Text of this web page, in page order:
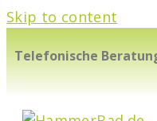
Skip to content
Telefonische